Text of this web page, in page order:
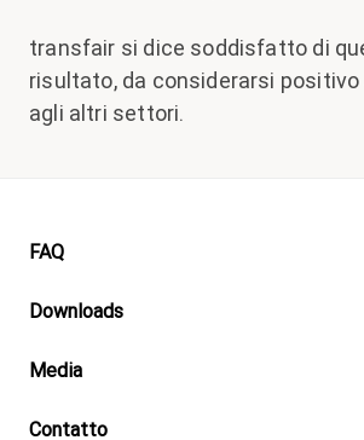
transfair si dice soddisfatto di
risultato, da considerarsi
agli altri settori.
Footer
FAQ
Downloads
Media
Contatto